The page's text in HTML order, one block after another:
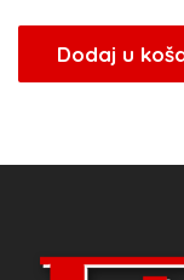
bila
je:
Dodaj u